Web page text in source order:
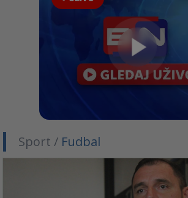
Sport / Fudbal